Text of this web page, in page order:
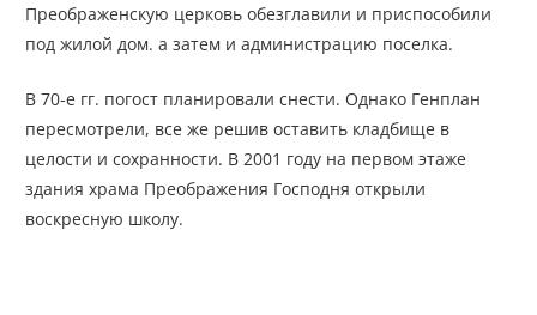
Преображенскую церковь обезглавили и приспособили
под жилой дом. а затем и администрацию поселка.
В 70-е гг. погост планировали снести. Однако Генплан
пересмотрели, все же решив оставить кладбище в
целости и сохранности. В 2001 году на первом этаже
здания храма Преображения Господня открыли
воскресную школу.